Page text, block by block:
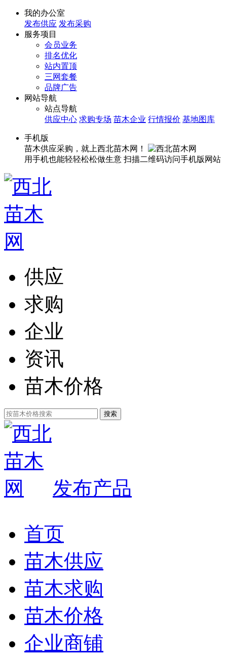
我的办公室
发布供应 发布采购
服务项目
会员业务
排名优化
站内置顶
三网套餐
品牌广告
网站导航
站点导航
供应中心 求购专场 苗木企业 行情报价 基地图库
手机版
苗木供应采购，就上西北苗木网！
用手机也能轻轻松松做生意 扫描二维码访问手机版网站
供应
求购
企业
资讯
苗木价格
发布产品
首页
苗木供应
苗木求购
苗木价格
企业商铺